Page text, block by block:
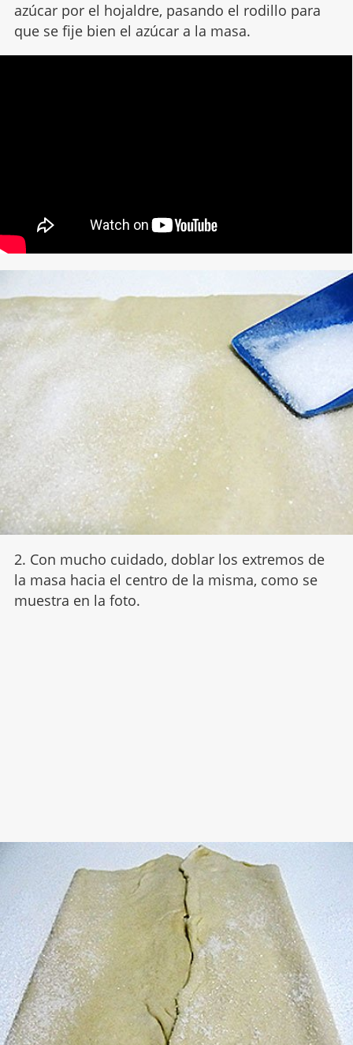
azúcar por el hojaldre, pasando el rodillo para
que se fije bien el azúcar a la masa.
2. Con mucho cuidado, doblar los extremos de
la masa hacia el centro de la misma, como se
muestra en la foto.